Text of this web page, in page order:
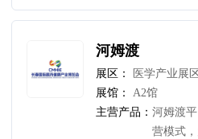
智慧的
于高质
国2030”。
河姆渡
展区：
医学产业展
展馆：
A2馆
主营产品：河姆渡
营模式